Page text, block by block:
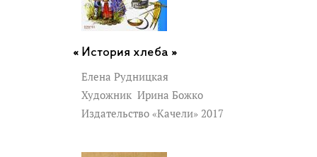
История хлеба »
Елена Рудницкая
Художник Ирина Божко
Издательство «Качели» 2017